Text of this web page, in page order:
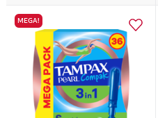
MEGA!